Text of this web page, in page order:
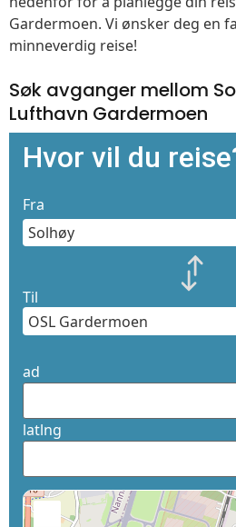
Gardermoen. Vi ønsker deg en
minneverdig reise!
Søk avganger mellom
Lufthavn Gardermoen
Hvor vil du
Fra
Til
ad
latlng